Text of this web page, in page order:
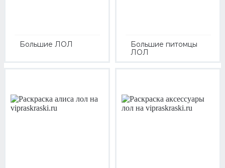
Большие ЛОЛ
Большие питомцы
ЛОЛ